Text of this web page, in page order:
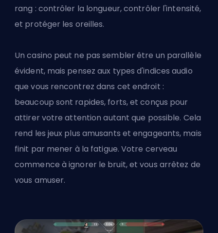
rang : contrôler la longueur, contrôler l'intensité,
et protéger les oreilles.
Un casino peut ne pas sembler être un parallèle
évident, mais pensez aux types d'indices audio
que vous rencontrez dans cet endroit :
beaucoup sont rapides, forts, et conçus pour
attirer votre attention autant que possible. Cela
rend les jeux plus amusants et engageants, mais
finit par mener à la fatigue. Votre cerveau
commence à ignorer le bruit, et vous arrêtez de
vous amuser.